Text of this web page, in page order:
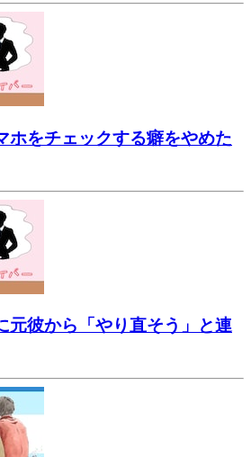
をチェックする癖をやめた
彼から「やり直そう」と連